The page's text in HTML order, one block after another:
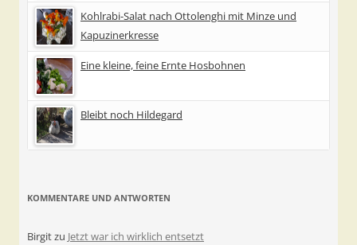
Kohlrabi-Salat nach Ottolenghi mit Minze und
Kapuzinerkresse
Eine kleine, feine Ernte Hosbohnen
Bleibt noch Hildegard
KOMMENTARE UND ANTWORTEN
Birgitzu Jetzt war ich wirklich entsetzt